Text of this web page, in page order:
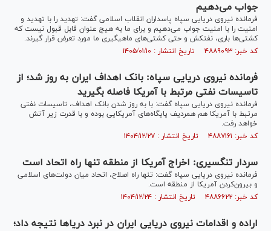
جواب می‌دهیم
فرمانده نیروی دریایی سپاه پاسداران انقلاب اسلامی گفت: تهدید را با تهدید و
امنیت را با امنیت جواب می‌دهیم و برای ما به هیچ عنوان قابل قبول نیست که
کشتی‌ها باری، نفتکش و حتی کشتی‌های ماهیگیری ما مورد تعرض قرار گیرند.
کد خبر: ۴۸۸۹۰۹۳ تاریخ انتشار : ۱۴۰۵/۰۱/۱۰
فرمانده نیروی دریایی سپاه: بانک اهداف ایران به روز شد؛ از
تاسیسات نفتی مرتبط با آمریکا فاصله بگیرید
فرمانده نیروی دریایی سپاه گفت: با به روز شدن بانک اهداف، تاسیسات نفتی
مرتبط با آمریکا هم همردیف پایگاه‌های آمریکایی بوده و با قدرت زیر آتش
خواهد رفت.
کد خبر: ۴۸۸۷۱۶۱ تاریخ انتشار : ۱۴۰۴/۱۲/۲۷
سردار تنگسیری: اخراج آمریکا از منطقه تنها راه اتحاد است
فرمانده نیروی دریایی سپاه گفت: تنها راه اصلاح، اتحاد میان دولت‌های اسلامی
و بیرون‌کردن آمریکا از منطقه است.
کد خبر: ۴۸۸۶۶۲۲ تاریخ انتشار : ۱۴۰۴/۱۲/۲۴
اراده و اقدامات نیروی دریایی ایران در نبرد دریا‌ها نتیجه داد؛